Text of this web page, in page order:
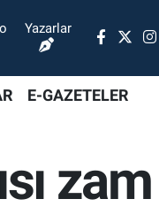
Yazarlar
E-GAZETELER
zam